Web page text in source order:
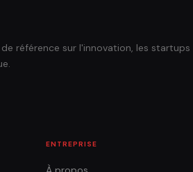
référence sur l'innovation, les startups
ENTREPRISE